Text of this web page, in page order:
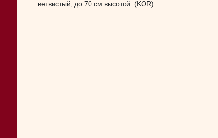
ветвистый, до 70 см высотой. (KOR)